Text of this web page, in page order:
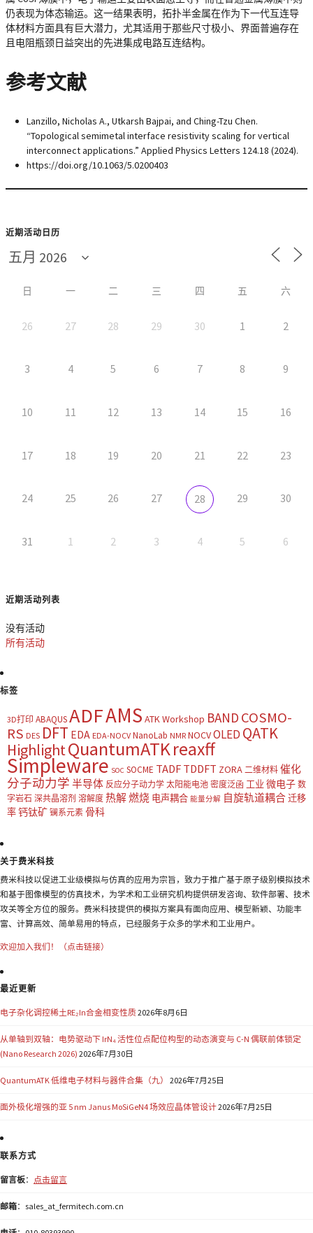
仍表现为体态输运。这一结果表明，拓扑半金属在作为下一代互连导
体材料方面具有巨大潜力，尤其适用于那些尺寸极小、界面普遍存在
且电阻瓶颈日益突出的先进集成电路互连结构。
参考文献
Lanzillo, Nicholas A., Utkarsh Bajpai, and Ching-Tzu Chen.
“Topological semimetal interface resistivity scaling for vertical
interconnect applications.” Applied Physics Letters 124.18 (2024).
https://doi.org/10.1063/5.0200403
近期活动日历
日 一 二 三 四 五 六
26 27 28 29 30 1 2
3 4 5 6 7 8 9
10 11 12 13 14 15 16
17 18 19 20 21 22 23
24 25 26 27 28 29 30
31 1 2 3 4 5 6
近期活动列表
没有活动
所有活动
标签
3D打印 ABAQUSADFAMS ATK Workshop BAND COSMO-
RS DES DFT EDA EDA-NOCV NanoLab NMR NOCVOLED QATK
HighlightQuantumATKreaxff
Simpleware SOC SOCME TADF TDDFT ZORA 二维材料 催化
分子动力学 半导体 反应分子动力学 太阳能电池 密度泛函 工业 微电子 数
字岩石 深共晶溶剂 溶解度 热解燃烧 电声耦合 能量分解 自旋轨道耦合迁移
率钙钛矿 镧系元素 骨科
关于费米科技
费米科技以促进工业级模拟与仿真的应用为宗旨，致力于推广基于原子级别模拟技术
和基于图像模型的仿真技术，为学术和工业研究机构提供研发咨询、软件部署、技术
攻关等全方位的服务。费米科技提供的模拟方案具有面向应用、模型新颖、功能丰
富、计算高效、简单易用的特点，已经服务于众多的学术和工业用户。
欢迎加入我们！（点击链接）
最近更新
电子杂化调控稀土RE₂In合金相变性质2026年8月6日
从单轴到双轴：电势驱动下 IrN₄ 活性位点配位构型的动态演变与 C-N 偶联前体锁定
(Nano Research 2026) 2026年7月30日
QuantumATK 低维电子材料与器件合集（九） 2026年7月25日
面外极化增强的亚 5 nm Janus MoSiGeN4 场效应晶体管设计2026年7月25日
联系方式
留言板： 点击留言
邮箱：sales_at_fermitech.com.cn